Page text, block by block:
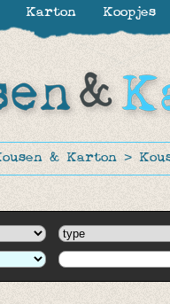
& Karton >
Karton Koopjes